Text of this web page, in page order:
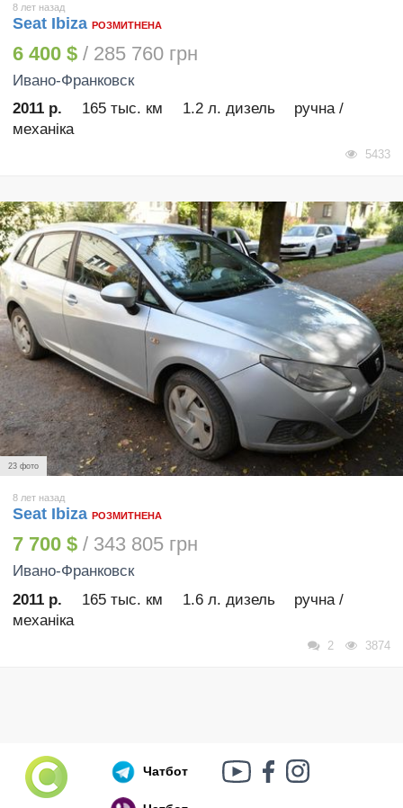
8 лет назад
Seat Ibiza РОЗМИТНЕНА
6 400 $ / 285 760 грн
Ивано-Франковск
2011 р.
165 тыс. км 1.2 л. дизель
ручна /
механіка
5433
23 фото
8 лет назад
Seat Ibiza РОЗМИТНЕНА
7 700 $ / 343 805 грн
Ивано-Франковск
2011 р.
165 тыс. км 1.6 л. дизель
ручна /
механіка
2 3874
Чатбот